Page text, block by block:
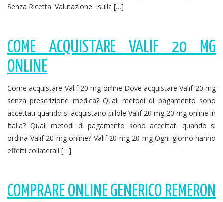
Senza Ricetta. Valutazione . sulla […]
COME ACQUISTARE VALIF 20 MG
ONLINE
Come acquistare Valif 20 mg online Dove acquistare Valif 20 mg
senza prescrizione medica? Quali metodi di pagamento sono
accettati quando si acquistano pillole Valif 20 mg 20 mg online in
Italia? Quali metodi di pagamento sono accettati quando si
ordina Valif 20 mg online? Valif 20 mg 20 mg Ogni giorno hanno
effetti collaterali […]
COMPRARE ONLINE GENERICO REMERON